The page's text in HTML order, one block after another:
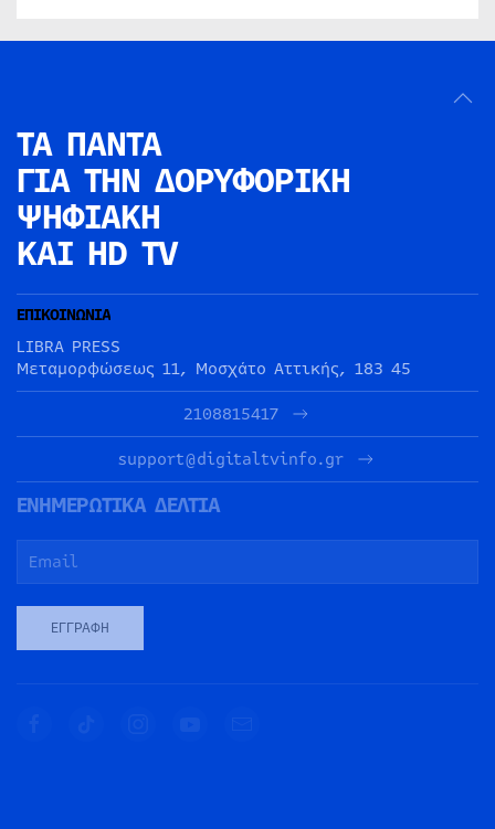
ΤΑ ΠΑΝΤΑ
ΓΙΑ ΤΗΝ ΔΟΡΥΦΟΡΙΚΗ
ΨΗΦΙΑΚΗ
ΚΑΙ HD TV
ΕΠΙΚΟΙΝΩΝΙΑ
LIBRA PRESS
Μεταμορφώσεως 11, Μοσχάτο Αττικής, 183 45
2108815417
support@digitaltvinfo.gr
ΕΝΗΜΕΡΩΤΙΚΑ ΔΕΛΤΙΑ
ΕΓΓΡΑΦΉ